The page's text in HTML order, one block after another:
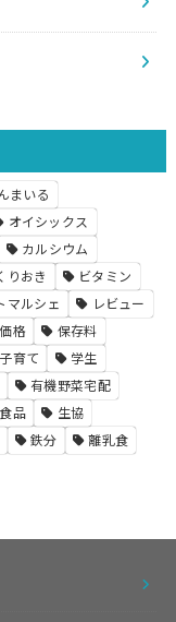
まいる
オイシックス
カルシウム
りおき
ビタミン
マルシェ
レビュー
価格
保存料
子育て
学生
有機野菜宅配
品
生協
鉄分
離乳食